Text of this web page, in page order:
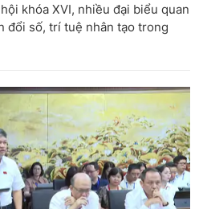
khóa XVI, nhiều đại biểu quan
đổi số, trí tuệ nhân tạo trong